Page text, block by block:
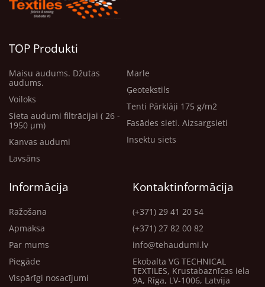
TOP Produkti
Maisu audums. Džutas
audums.
Voiloks
Sieta audumi filtrācijai ( 26 -
1950 μm)
Kanvas audumi
Lavsāns
Marle
Ģeotekstils
Tenti Pārklāji 175 g/m2
Fasādes sieti. Aizsargsieti
Insektu siets
Informācija
Ražošana
Apmaksa
Par mums
Piegāde
Vispārīgi nosacījumi
Kontaktinformācija
(+371) 29 41 20 54
(+371) 27 82 00 82
info@tehaudumi.lv
Ekobalta VG TECHNICAL
TEXTILES, Krustabaznīcas iela
9A, Rīga, LV-1006, Latvija